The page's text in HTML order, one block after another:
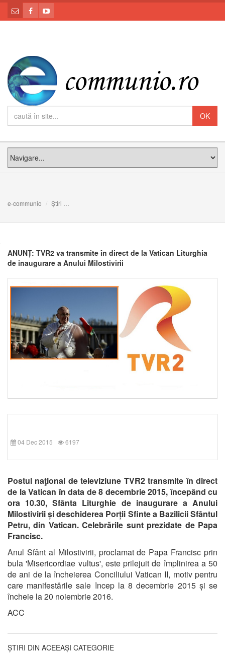
e-communio Știri
ANUNȚ: TVR2 va transmite în direct de la Vatican Liturghia
de inaugurare a Anului Milostivirii
04 Dec 2015 6197
Postul naţional de televiziune TVR2 transmite în direct
de la Vatican în data de 8 decembrie 2015, începând cu
ora 10.30, Sfânta Liturghie de inaugurare a Anului
Milostivirii și deschiderea Porții Sfinte a Bazilicii Sfântul
Petru, din Vatican. Celebrările sunt prezidate de Papa
Francisc.
Anul Sfânt al Milostivirii, proclamat de Papa Francisc prin
bula 'Misericordiae vultus', este prilejuit de împlinirea a 50
de ani de la încheierea Conciliului Vatican II, motiv pentru
care manifestările sale încep la 8 decembrie 2015 și se
încheie la 20 noiembrie 2016.
ACC
ȘTIRI DIN ACEEAȘI CATEGORIE